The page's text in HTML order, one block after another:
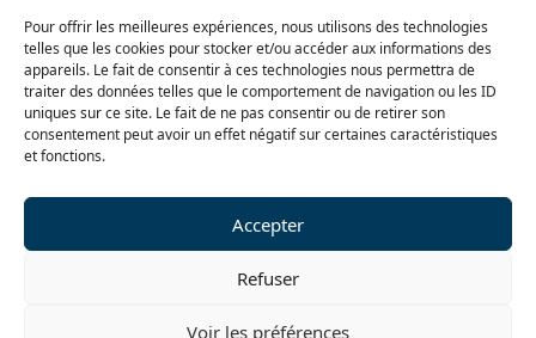
Pour offrir les meilleures expériences, nous utilisons des technologies
telles que les cookies pour stocker et/ou accéder aux informations des
appareils. Le fait de consentir à ces technologies nous permettra de
traiter des données telles que le comportement de navigation ou les ID
uniques sur ce site. Le fait de ne pas consentir ou de retirer son
consentement peut avoir un effet négatif sur certaines caractéristiques
et fonctions.
Accepter
Refuser
Voir les préférences
Projet
Recrutement
Architecture
Ingénierie
Ark_Off
Contact
42000 Saint-Etienne
04 77 74 44 76
Conditions Générales de Vente